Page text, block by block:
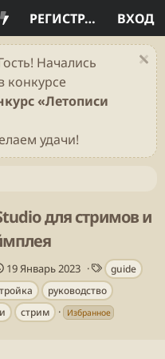
ВХОД
РЕГИСТРАЦИЯ
Начались
конкурсе
«Летописи
удачи!
для стримов и
Д
а
т
а
п
19 Январь 2023
Т
е
г
и
guide
руководство
стрим Избранное